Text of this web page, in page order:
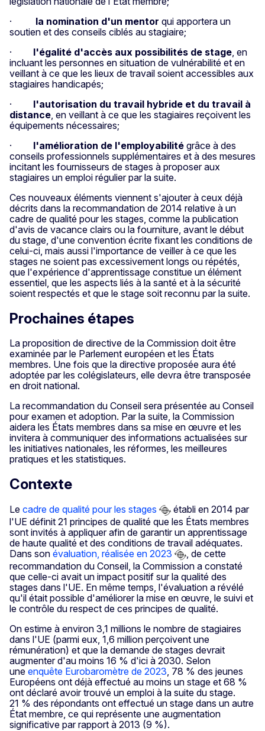
·
la nomination d'un mentor qui apportera un
soutien et des conseils ciblés au stagiaire;
· l'égalité d'accès aux possibilités de stage , en
incluant les personnes en situation de vulnérabilité et en
veillant à ce que les lieux de travail soient accessibles aux
stagiaires handicapés;
· l'autorisation du travail hybride et du travail à
distance , en veillant à ce que les stagiaires reçoivent les
équipements nécessaires;
· l'amélioration de l'employabilité grâce à des
conseils professionnels supplémentaires et à des mesures
incitant les fournisseurs de stages à proposer aux
stagiaires un emploi régulier par la suite.
Ces nouveaux éléments viennent s'ajouter à ceux déjà
décrits dans la recommandation de 2014 relative à un
cadre de qualité pour les stages, comme la publication
d'avis de vacance clairs ou la fourniture, avant le début
du stage, d'une convention écrite fixant les conditions de
celui-ci, mais aussi l'importance de veiller à ce que les
stages ne soient pas excessivement longs ou répétés,
que l'expérience d'apprentissage constitue un élément
essentiel, que les aspects liés à la santé et à la sécurité
soient respectés et que le stage soit reconnu par la suite.
Prochaines étapes
La proposition de directive de la Commission doit être
examinée par le Parlement européen et les États
membres. Une fois que la directive proposée aura été
adoptée par les colégislateurs, elle devra être transposée
en droit national.
La recommandation du Conseil sera présentée au Conseil
pour examen et adoption. Par la suite, la Commission
aidera les États membres dans sa mise en œuvre et les
invitera à communiquer des informations actualisées sur
les initiatives nationales, les réformes, les meilleures
pratiques et les statistiques.
Contexte
Le cadre de qualité pour les stages
établi en 2014 par
l'UE définit 21 principes de qualité que les États membres
sont invités à appliquer afin de garantir un apprentissage
de haute qualité et des conditions de travail adéquates.
Dans son évaluation, réalisée en 2023
, de cette
recommandation du Conseil, la Commission a constaté
que celle-ci avait un impact positif sur la qualité des
stages dans l'UE. En même temps, l'évaluation a révélé
qu'il était possible d'améliorer la mise en œuvre, le suivi et
le contrôle du respect de ces principes de qualité.
On estime à environ 3,1 millions le nombre de stagiaires
dans l'UE (parmi eux, 1,6 million perçoivent une
rémunération) et que la demande de stages devrait
augmenter d'au moins 16 % d'ici à 2030. Selon
une enquête Eurobaromètre de 2023 , 78 % des jeunes
Européens ont déjà effectué au moins un stage et 68 %
ont déclaré avoir trouvé un emploi à la suite du stage.
21 % des répondants ont effectué un stage dans un autre
État membre, ce qui représente une augmentation
significative par rapport à 2013 (9 %).